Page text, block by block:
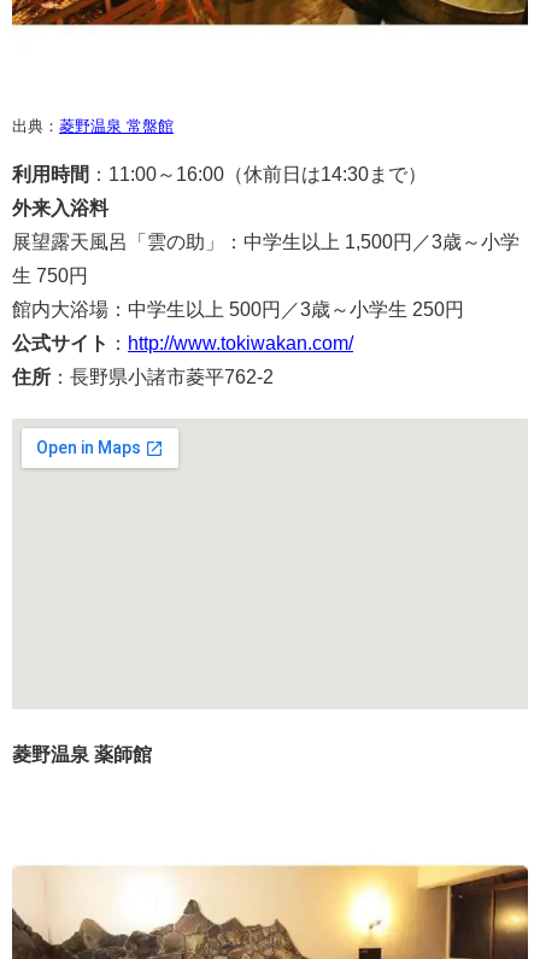
出典： 菱野温泉 常盤館
利用時間 ：11:00～16:00（休前日は14:30まで）
外来入浴料
展望露天風呂「雲の助」：中学生以上 1,500円／3歳～小学
生 750円
館内大浴場：中学生以上 500円／3歳～小学生 250円
公式サイト ： http://www.tokiwakan.com/
住所 ：長野県小諸市菱平762-2
菱野温泉 薬師館